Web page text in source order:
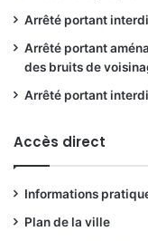
Arrêté portant
Arrêté portant
des bruits de
Arrêté portant
Accès direct
Informations
Plan de la ville